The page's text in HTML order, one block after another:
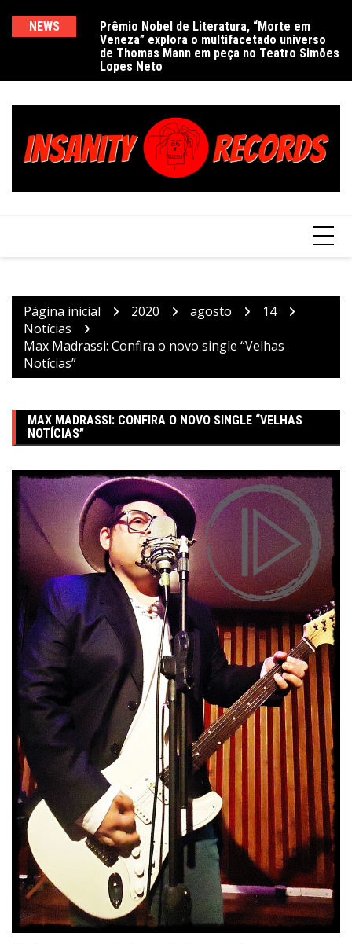
NEWS
Prêmio Nobel de Literatura, “Morte em
Veneza” explora o multifacetado universo
de Thomas Mann em peça no Teatro Simões
Lopes Neto
Página inicial 2020 agosto
14
Notícias
Max Madrassi: Confira o novo single “Velhas
Notícias”
MAX MADRASSI: CONFIRA O NOVO SINGLE “VELHAS
NOTÍCIAS”